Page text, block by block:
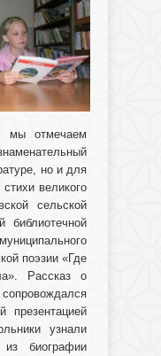
мы отмечаем
но и для
великого
сельской
библиотечной
поэзии «Где
Рассказ о
презентацией
узнали
биографии